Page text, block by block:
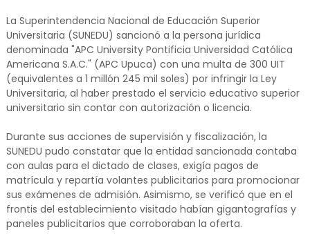
La Superintendencia Nacional de Educación Superior
Universitaria (SUNEDU) sancionó a la persona jurídica
denominada "APC University Pontificia Universidad Católica
Americana S.A.C." (APC Upuca) con una multa de 300 UIT
(equivalentes a 1 millón 245 mil soles) por infringir la Ley
Universitaria, al haber prestado el servicio educativo superior
universitario sin contar con autorización o licencia.
Durante sus acciones de supervisión y fiscalización, la
SUNEDU pudo constatar que la entidad sancionada contaba
con aulas para el dictado de clases, exigía pagos de
matrícula y repartía volantes publicitarios para promocionar
sus exámenes de admisión. Asimismo, se verificó que en el
frontis del establecimiento visitado habían gigantografías y
paneles publicitarios que corroboraban la oferta.